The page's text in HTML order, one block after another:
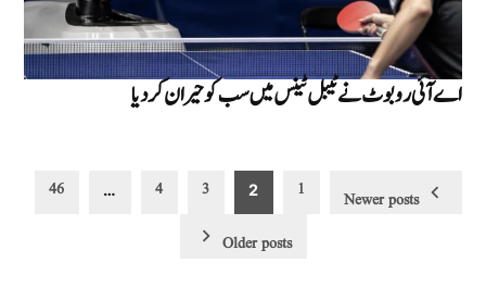
اے آئی روبوٹ نے ٹیبل ٹینس میں سب کو حیران کر دیا
Posts
pagination
Newer posts
1
2
3
4
…
46
Older posts